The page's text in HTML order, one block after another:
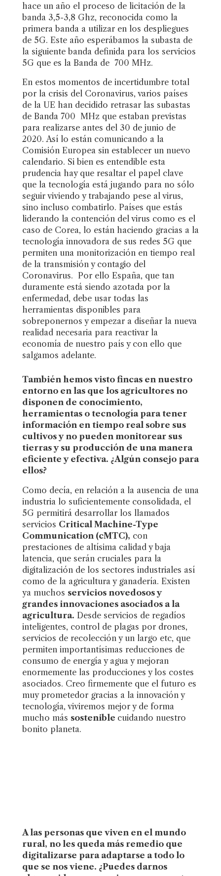
hace un año el proceso de licitación de la
banda 3,5-3,8 Ghz, reconocida como la
primera banda a utilizar en los despliegues
de 5G. Este año esperábamos la subasta de
la siguiente banda definida para los servicios
5G que es la Banda de 700 MHz.
En estos momentos de incertidumbre total
por la crisis del Coronavirus, varios países
de la UE han decidido retrasar las subastas
de Banda 700 MHz que estaban previstas
para realizarse antes del 30 de junio de
2020. Así lo están comunicando a la
Comisión Europea sin establecer un nuevo
calendario. Si bien es entendible esta
prudencia hay que resaltar el papel clave
que la tecnología está jugando para no sólo
seguir viviendo y trabajando pese al virus,
sino incluso combatirlo. Países que estás
liderando la contención del virus como es el
caso de Corea, lo están haciendo gracias a la
tecnología innovadora de sus redes 5G que
permiten una monitorización en tiempo real
de la transmisión y contagio del
Coronavirus. Por ello España, que tan
duramente está siendo azotada por la
enfermedad, debe usar todas las
herramientas disponibles para
sobreponernos y empezar a diseñar la nueva
realidad necesaria para reactivar la
economía de nuestro país y con ello que
salgamos adelante.
También hemos visto fincas en nuestro
entorno en las que los agricultores no
disponen de conocimiento,
herramientas o tecnología para tener
información en tiempo real sobre sus
cultivos y no pueden monitorear sus
tierras y su producción de una manera
eficiente y efectiva. ¿Algún consejo para
ellos?
Como decía, en relación a la ausencia de una
industria lo suficientemente consolidada, el
5G permitirá desarrollar los llamados
servicios Critical Machine-Type
Communication (cMTC), con
prestaciones de altísima calidad y baja
latencia, que serán cruciales para la
digitalización de los sectores industriales así
como de la agricultura y ganadería. Existen
ya muchos servicios novedosos y
grandes innovaciones asociados a la
agricultura. Desde servicios de regadíos
inteligentes, control de plagas por drones,
servicios de recolección y un largo etc, que
permiten importantísimas reducciones de
consumo de energía y agua y mejoran
enormemente las producciones y los costes
asociados. Creo firmemente que el futuro es
muy prometedor gracias a la innovación y
tecnología, viviremos mejor y de forma
mucho más sostenible cuidando nuestro
bonito planeta.
A las personas que viven en el mundo
rural, no les queda más remedio que
digitalizarse para adaptarse a todo lo
que se nos viene. ¿Puedes darnos